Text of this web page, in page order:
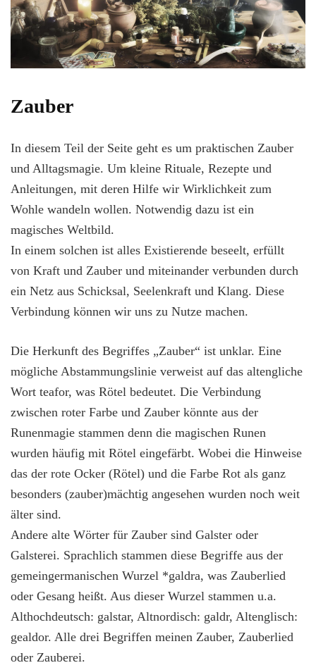
Zauber
In diesem Teil der Seite geht es um praktischen Zauber
und Alltagsmagie. Um kleine Rituale, Rezepte und
Anleitungen, mit deren Hilfe wir Wirklichkeit zum
Wohle wandeln wollen. Notwendig dazu ist ein
magisches Weltbild.
In einem solchen ist alles Existierende beseelt, erfüllt
von Kraft und Zauber und miteinander verbunden durch
ein Netz aus Schicksal, Seelenkraft und Klang. Diese
Verbindung können wir uns zu Nutze machen.
Die Herkunft des Begriffes „Zauber“ ist unklar. Eine
mögliche Abstammungslinie verweist auf das altengliche
Wort teafor, was Rötel bedeutet. Die Verbindung
zwischen roter Farbe und Zauber könnte aus der
Runenmagie stammen denn die magischen Runen
wurden häufig mit Rötel eingefärbt. Wobei die Hinweise
das der rote Ocker (Rötel) und die Farbe Rot als ganz
besonders (zauber)mächtig angesehen wurden noch weit
älter sind.
Andere alte Wörter für Zauber sind Galster oder
Galsterei. Sprachlich stammen diese Begriffe aus der
gemeingermanischen Wurzel *galdra, was Zauberlied
oder Gesang heißt. Aus dieser Wurzel stammen u.a.
Althochdeutsch: galstar, Altnordisch: galdr, Altenglisch:
gealdor. Alle drei Begriffen meinen Zauber, Zauberlied
oder Zauberei.